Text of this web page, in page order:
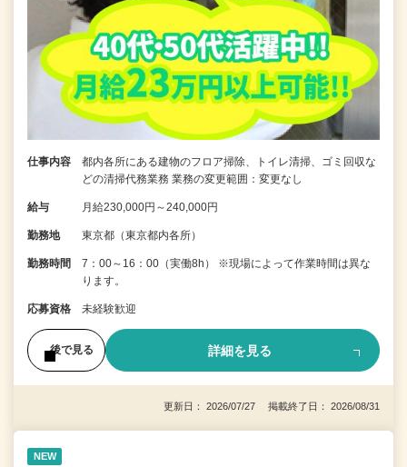
仕事内容
都内各所にある建物のフロア掃除、トイレ清掃、ゴミ回収な
どの清掃代務業務 業務の変更範囲：変更なし
給与 月給230,000円～240,000円
勤務地 東京都（東京都内各所）
勤務時間
7：00～16：00（実働8h） ※現場によって作業時間は異な
ります。
応募資格 未経験歓迎
後で見る 詳細を見る
更新日： 2026/07/27 掲載終了日： 2026/08/31
NEW